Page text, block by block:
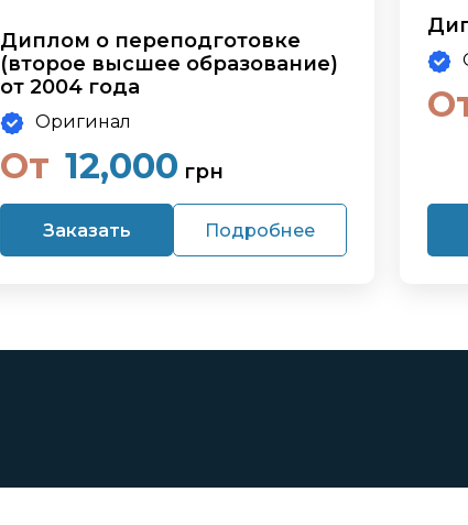
Диплом о переподготовке
(второе высшее образование)
от 2004 года
Оригинал
От 12,000 грн
Заказать Подробнее